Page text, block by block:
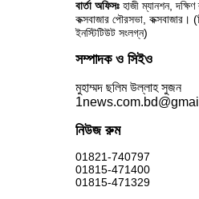
বার্তা অফিসঃহাজী ম্যানশন, দক্ষিণ
কক্সবাজার পৌরসভা, কক্সবাজার।
ইনস্টিটিউট সংলগ্ন)
সম্পাদক ও সিইও
মুহাম্মদ ছলিম উল্লাহ সুজন
নিউজ রুম
01821-740797
01815-471400
01815-471329